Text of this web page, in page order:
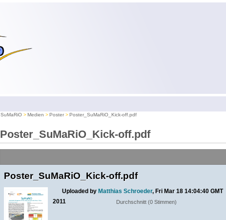
SuMaRiO Medien Poster Poster_SuMaRiO_Kick-off.pdf
Poster_SuMaRiO_Kick-off.pdf
Poster_SuMaRiO_Kick-off.pdf
Uploaded by Matthias Schroeder, Fri Mar 18 14:04:40 GMT
2011
Durchschnitt (0 Stimmen)